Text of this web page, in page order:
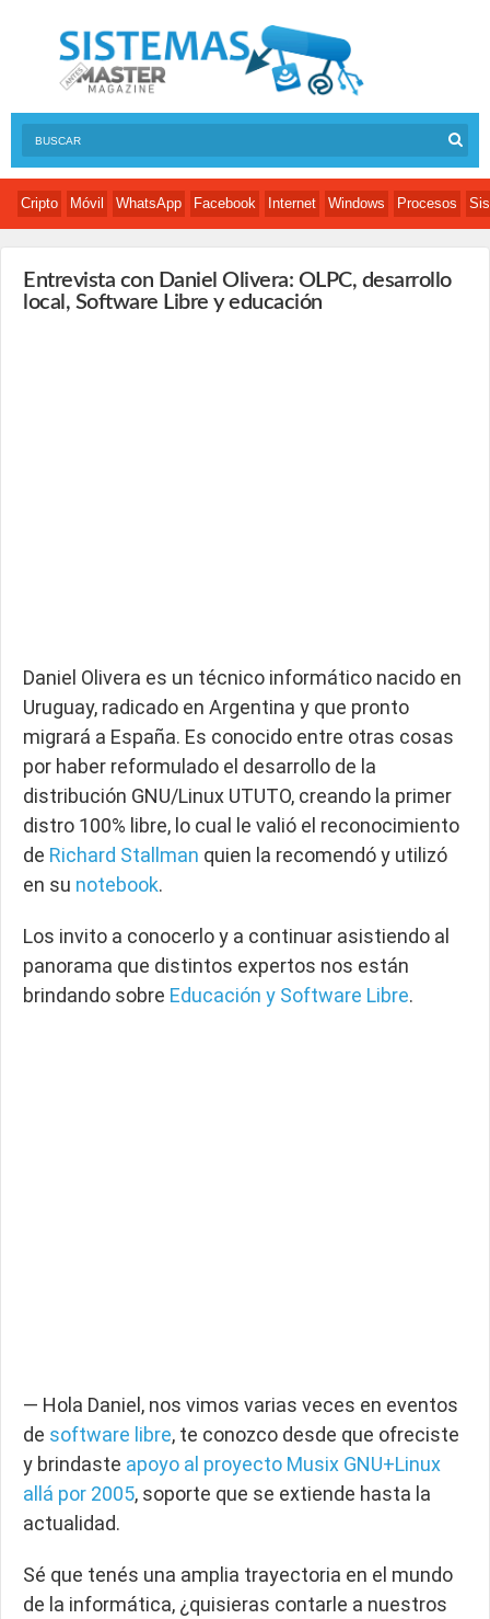
Cripto Móvil WhatsApp Facebook Internet Windows Procesos
Entrevista con Daniel Olivera: OLPC, desarrollo
local, Software Libre y educación
Daniel Olivera es un técnico informático nacido en
Uruguay, radicado en Argentina y que pronto
migrará a España. Es conocido entre otras cosas
por haber reformulado el desarrollo de la
distribución GNU/Linux UTUTO, creando la primer
distro 100% libre, lo cual le valió el reconocimiento
de Richard Stallman quien la recomendó y utilizó
en su notebook.
Los invito a conocerlo y a continuar asistiendo al
panorama que distintos expertos nos están
brindando sobre Educación y Software Libre.
— Hola Daniel, nos vimos varias veces en eventos
de software libre, te conozco desde que ofreciste
y brindaste apoyo al proyecto Musix GNU+Linux
allá por 2005, soporte que se extiende hasta la
actualidad.
Sé que tenés una amplia trayectoria en el mundo
de la informática, ¿quisieras contarle a nuestros